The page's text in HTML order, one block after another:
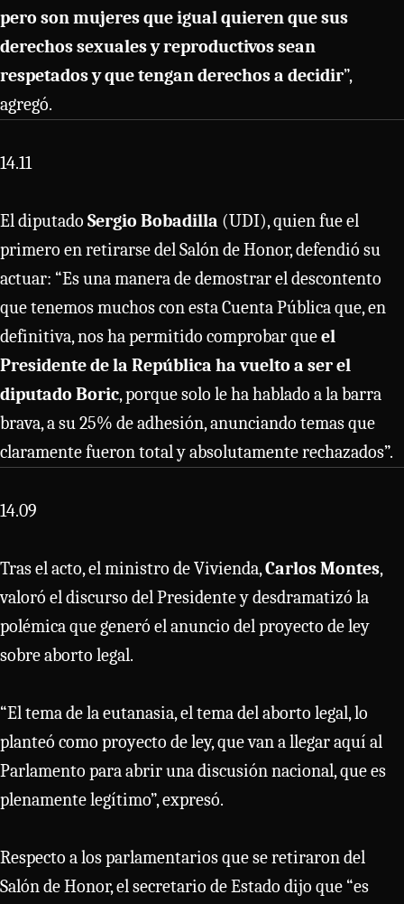
pero son mujeres que igual quieren que sus
derechos sexuales y reproductivos sean
respetados y que tengan derechos a decidir”,
agregó.
14.11
El diputado Sergio Bobadilla (UDI), quien fue el
primero en retirarse del Salón de Honor, defendió su
actuar: “Es una manera de demostrar el descontento
que tenemos muchos con esta Cuenta Pública que, en
definitiva, nos ha permitido comprobar queel
Presidente de la República ha vuelto a ser el
diputado Boric, porque solo le ha hablado a la barra
brava, a su 25% de adhesión, anunciando temas que
claramente fueron total y absolutamente rechazados”.
14.09
Tras el acto, el ministro de Vivienda,Carlos Montes,
valoró el discurso del Presidente y desdramatizó la
polémica que generó el anuncio del proyecto de ley
sobre aborto legal.
“El tema de la eutanasia, el tema del aborto legal, lo
planteó como proyecto de ley, que van a llegar aquí al
Parlamento para abrir una discusión nacional, que es
plenamente legítimo”, expresó.
Respecto a los parlamentarios que se retiraron del
Salón de Honor, el secretario de Estado dijo que “es